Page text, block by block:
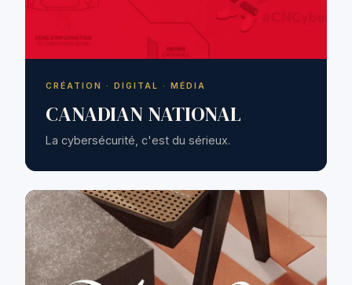
CRÉATION · DIGITAL · MÉDIA
CANADIAN NATIONAL
La cybersécurité, c'est du sérieux.